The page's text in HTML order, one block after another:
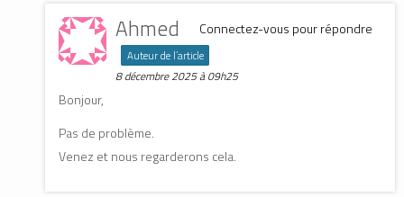
Connectez-vous pour répondre
Ahmed
Auteur de l’article
8 décembre 2025 à 09h25
Bonjour,
Pas de problème.
Venez et nous regarderons cela.